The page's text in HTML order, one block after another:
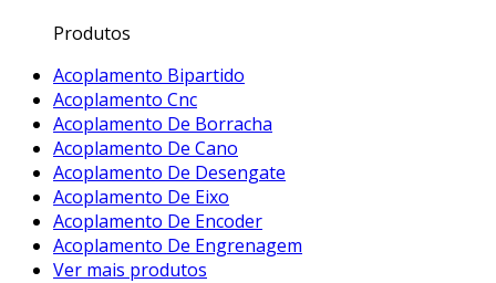
Produtos
Acoplamento Bipartido
Acoplamento Cnc
Acoplamento De Borracha
Acoplamento De Cano
Acoplamento De Desengate
Acoplamento De Eixo
Acoplamento De Encoder
Acoplamento De Engrenagem
Ver mais produtos